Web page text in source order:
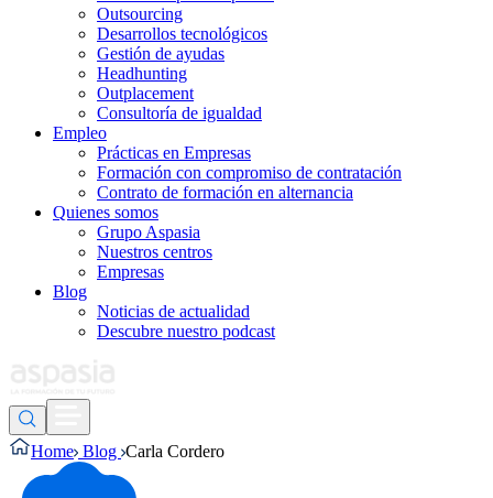
Outsourcing
Desarrollos tecnológicos
Gestión de ayudas
Headhunting
Outplacement
Consultoría de igualdad
Empleo
Prácticas en Empresas
Formación con compromiso de contratación
Contrato de formación en alternancia
Quienes somos
Grupo Aspasia
Nuestros centros
Empresas
Blog
Noticias de actualidad
Descubre nuestro podcast
Home Blog Carla Cordero